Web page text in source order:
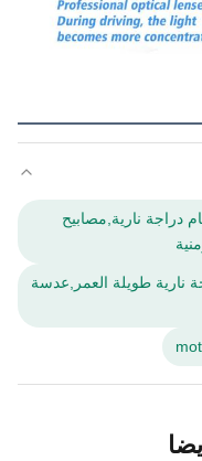
دراجة نارية,مصابيح
نارية طويلة العمر,عدسة